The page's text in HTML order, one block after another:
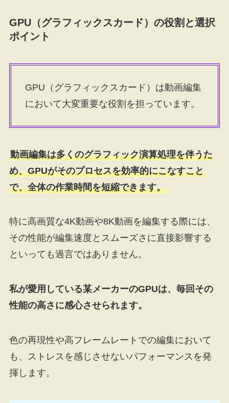
GPU（グラフィックスカード）の役割と選択
ポイント
GPU（グラフィックスカード）は動画編集
において大変重要な役割を担っています。
動画編集は多くのグラフィック演算処理を伴うた
め、GPUがそのプロセスを効率的にこなすこと
で、全体の作業時間を短縮できます。
特に高画質な4K動画や8K動画を編集する際には、
その性能が編集速度とスムーズさに直接影響する
といっても過言ではありません。
私が愛用している某メーカーのGPUは、毎回その
性能の高さに感心させられます。
色の再現性や高フレームレートでの編集において
も、ストレスを感じさせないパフォーマンスを発
揮します。